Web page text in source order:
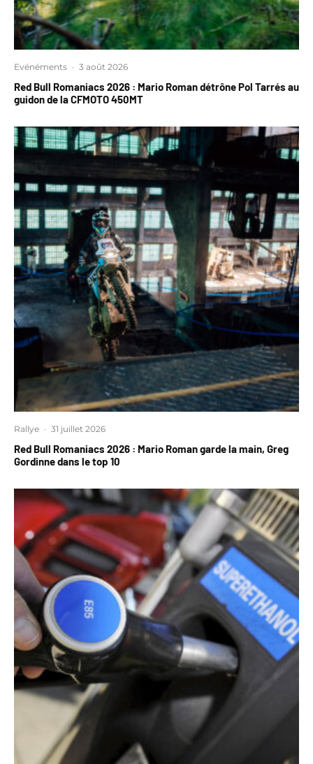
Evénéments · 3 août 2026
Red Bull Romaniacs 2026 : Mario Roman détrône Pol Tarrés au
guidon de la CFMOTO 450MT
Rallye · 31 juillet 2026
Red Bull Romaniacs 2026 : Mario Roman garde la main, Greg
Gordinne dans le top 10